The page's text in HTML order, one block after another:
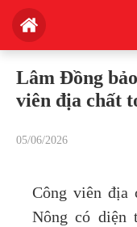
Lâm Đồng
viên địa chất
05/06/2026
Công viên địa
Nông có diện